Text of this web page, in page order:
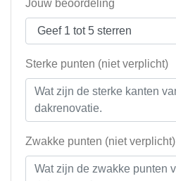
Jouw beoordeling
Sterke punten (niet verplicht)
Zwakke punten (niet verplicht)